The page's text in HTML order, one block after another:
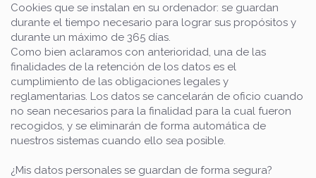
Cookies que se instalan en su ordenador: se guardan
durante el tiempo necesario para lograr sus propósitos y
durante un máximo de 365 días.
Como bien aclaramos con anterioridad, una de las
finalidades de la retención de los datos es el
cumplimiento de las obligaciones legales y
reglamentarias. Los datos se cancelarán de oficio cuando
no sean necesarios para la finalidad para la cual fueron
recogidos, y se eliminarán de forma automática de
nuestros sistemas cuando ello sea posible.
¿Mis datos personales se guardan de forma segura?